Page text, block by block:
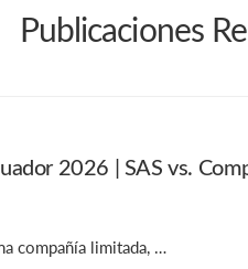
Publicaciones
2026 | SAS vs.
compañía limitada, …